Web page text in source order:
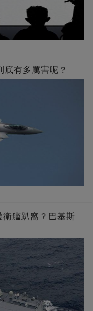
底有多厲害呢？
艦趴窩？巴基斯